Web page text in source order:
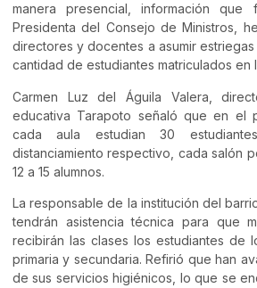
manera presencial, información
Presidenta del Consejo de Ministros,
directores y docentes a asumir
cantidad de estudiantes matriculados en
Carmen Luz del Águila Valera,
educativa Tarapoto señaló que en el
cada aula estudian 30
distanciamiento respectivo, cada salón
12 a 15 alumnos.
La responsable de la institución del
tendrán asistencia técnica para que
recibirán las clases los estudiantes de
primaria y secundaria. Refirió que han
de sus servicios higiénicos, lo que se